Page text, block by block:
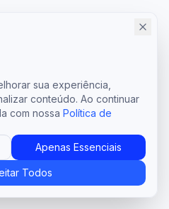
sua experiência,
conteúdo. Ao continuar
com nossa Política de
Apenas Essenciais
Todos